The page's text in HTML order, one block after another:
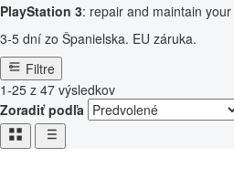
PlayStation 3: repair and maintain
3-5 dní zo Španielska. EU záruka.
Filtre
1-25 z 47 výsledkov
Zoradiť podľa